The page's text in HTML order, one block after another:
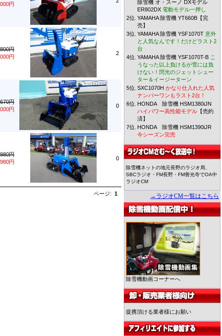
円
円
円
2
円
円
0
円
円
0
ページ: 1
除雪機 オ・スーノ DXモデル
ER802DX 電動モデル一押し
2位. YAMAHA 除雪機 YT660B【完
売】
3位. YAMAHA 除雪機 YSF1070T 意外
と人気なんです！だけどラスト2
台
4位. YAMAHA 除雪機 YSF1070T-B こ
うなった以上負けるが雪には負
けない！閃光のジェットシュー
ター＆イージーターン
5位. SXC1070H かなり仕入れた人気
ナンバーワンもラスト2台！
6位. HONDA 除雪機 HSM1380iJN
ハイパワー高性能モデル 【売約
済】
7位. HONDA 除雪機 HSM1390iJR
今シーズン完売
除雪機ネットの地元長野のラジオ局、
SBCラジオ・FM長野・FM善光寺でOA中
ラジオCM
→ラジオCM一覧はこちら
除雪機動画コーナーへ
提携頂ける業者様にお願い